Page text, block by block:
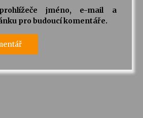
jméno, e-mail a
pro budoucí komentáře.